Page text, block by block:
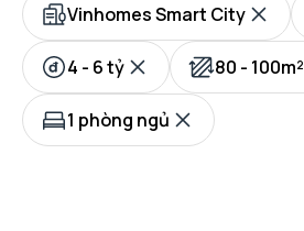
Vinhomes Smart City
4 - 6 tỷ 80 - 100m²
1 phòng ngủ